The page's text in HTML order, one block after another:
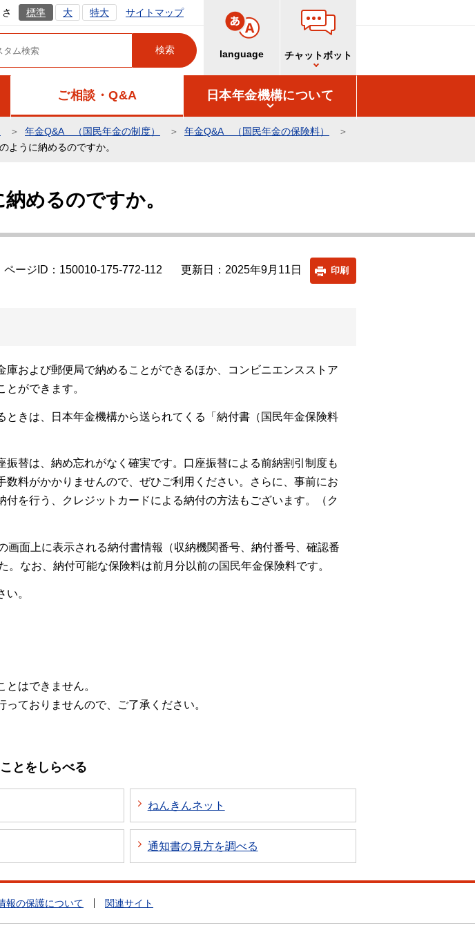
標準 大 特大 サイトマップ
language チャットボット
ご相談・Q&A 日本年金機構について
年金Q&A （国民年金の制度）
年金Q&A （国民年金の保険料）
ように納めるのですか。
めるのですか。
ページID：150010-175-772-112 更新日：2025年9月11日 印刷
および郵便局で納めることができるほか、コンビニエンスストア
ができます。
きは、日本年金機構から送られてくる「納付書（国民年金保険料
替は、納め忘れがなく確実です。口座振替による前納割引制度も
料がかかりませんので、ぜひご利用ください。さらに、事前にお
を行う、クレジットカードによる納付の方法もございます。（ク
面上に表示される納付書情報（収納機関番号、納付番号、確認番
なお、納付可能な保険料は前月分以前の国民年金保険料です。
。
はできません。
ておりませんので、ご了承ください。
とをしらべる
ねんきんネット
通知書の見方を調べる
報の保護について 関連サイト